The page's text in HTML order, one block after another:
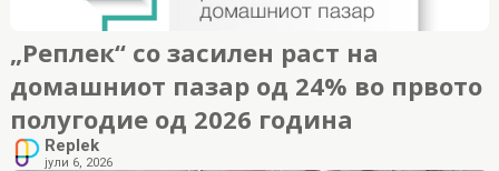
„Реплек“ со засилен раст на
домашниот пазар од 24% во првото
полугодие од 2026 година
Replek
јули 6, 2026